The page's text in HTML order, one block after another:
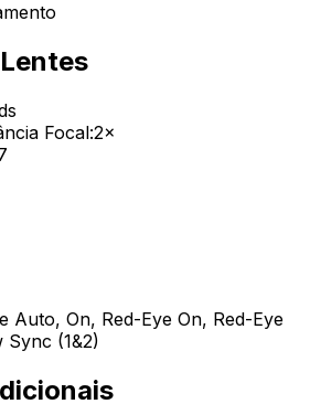
Focal:2×
Auto, On, Red-Eye On, Red-Eye
(1&2)